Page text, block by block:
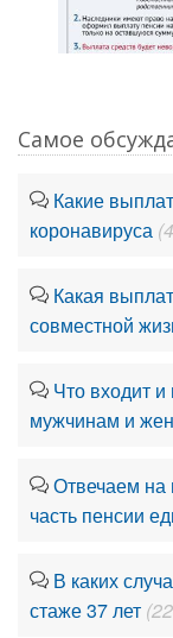
Самое
Какие
коронавируса
Какая
совместной
Что входит
мужчинам и
Отвечаем на
часть пенсии
В каких
стаже 37 лет